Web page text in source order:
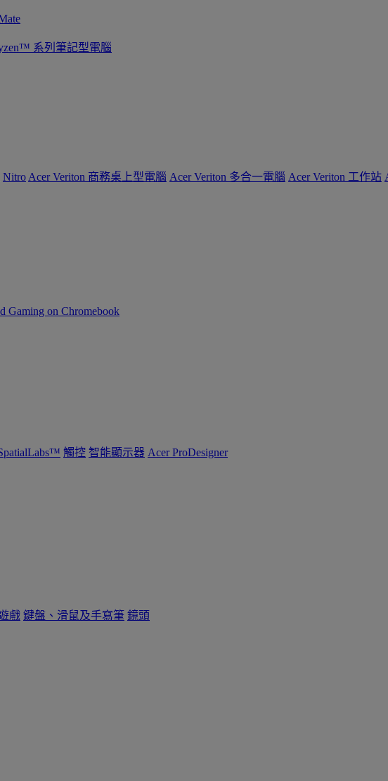
系列筆記型電腦
Nitro Acer Veriton 商務桌上型電腦 Acer Veriton 多合一電腦 Acer Veriton 工作站
Gaming on Chromebook
觸控 智能顯示器 Acer ProDesigner
戲 鍵盤、滑鼠及手寫筆 鏡頭